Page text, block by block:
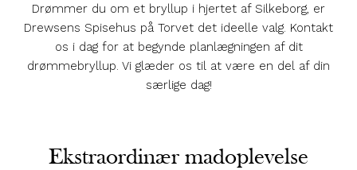
Drømmer du om et bryllup i hjertet af Silkeborg, er
Drewsens Spisehus på Torvet det ideelle valg. Kontakt
os i dag for at begynde planlægningen af dit
drømmebryllup. Vi glæder os til at være en del af din
særlige dag!
Ekstraordinær madoplevelse